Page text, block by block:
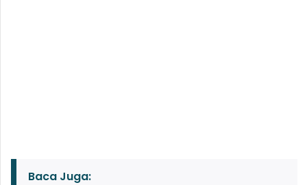
Baca Juga: